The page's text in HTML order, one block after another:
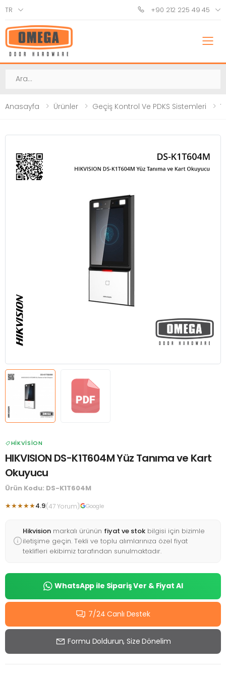
TR +90 212 225 49 45
Ara
Anasayfa Ürünler Geçiş Kontrol Ve PDKS Sistemleri
HIKVISION
HIKVISION DS-K1T604M Yüz Tanıma ve Kart
Okuyucu
Ürün Kodu: DS-K1T604M
★★★★★4.9(47 Yorum) Google
Hikvision markalı ürünün fiyat ve stok bilgisi için bizimle
iletişime geçin. Tekli ve toplu alımlarınıza özel fiyat
teklifleri ekibimiz tarafından sunulmaktadır.
WhatsApp ile Sipariş Ver & Fiyat Al
7/24 Canlı Destek
Formu Doldurun, Size Dönelim